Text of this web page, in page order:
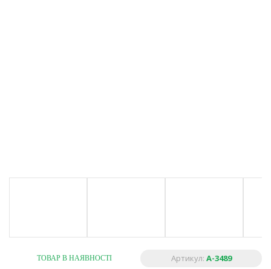
ТОВАР В НАЯВНОСТІ Артикул: А-3489